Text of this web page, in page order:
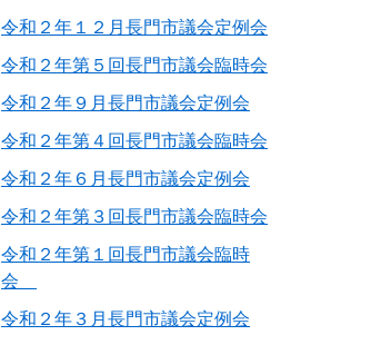
令和２年１２月長門市議会定例会
令和２年第５回長門市議会臨時会
令和２年９月長門市議会定例会
令和２年第４回長門市議会臨時会
令和２年６月長門市議会定例会
令和２年第３回長門市議会臨時会
令和２年第１回長門市議会臨時
会
令和２年３月長門市議会定例会